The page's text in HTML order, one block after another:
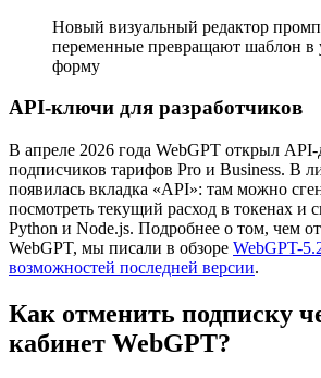
Новый визуальный редактор
переменные превращают шаблон в
форму
API-ключи для разработчиков
В апреле 2026 года WebGPT открыл API-
подписчиков тарифов Pro и Business. В
появилась вкладка «API»: там можно
посмотреть текущий расход в токенах и
Python и Node.js. Подробнее о том, чем
WebGPT, мы писали в обзоре WebGPT-
возможностей последней версии.
Как отменить подписку
кабинет WebGPT?